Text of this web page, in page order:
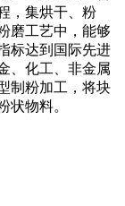
，集烘干、粉
磨工艺中，能够
标达到国际先进
、化工、非金属
制粉加工，将块
状物料。